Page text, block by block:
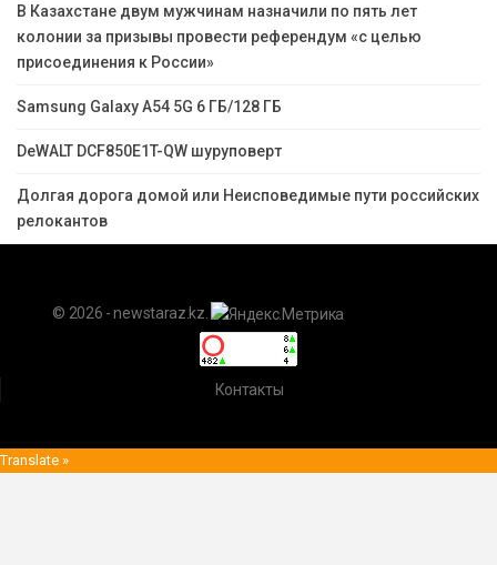
В Казахстане двум мужчинам назначили по пять лет
колонии за призывы провести референдум «с целью
присоединения к России»
Samsung Galaxy A54 5G 6 ГБ/128 ГБ
DeWALT DCF850E1T-QW шуруповерт
Долгая дорога домой или Неисповедимые пути российских
релокантов
© 2026 - newstaraz.kz.
Контакты
Translate »